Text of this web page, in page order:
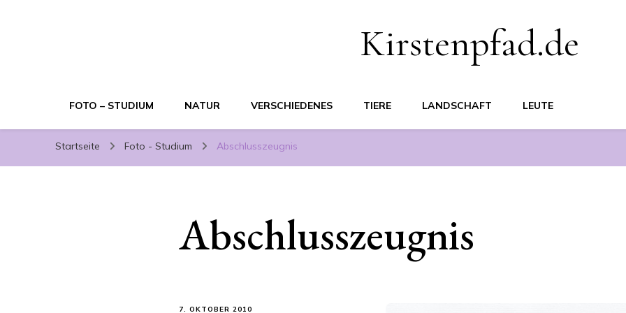
Kirstenpfad.de
FOTO – STUDIUM NATUR VERSCHIEDENES TIERE LANDSCHAFT LEUTE
Startseite Foto - Studium Abschlusszeugnis
Abschlusszeugnis
7. OKTOBER 2010